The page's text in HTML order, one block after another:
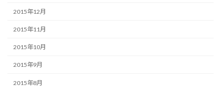
2015年12月
2015年11月
2015年10月
2015年9月
2015年8月